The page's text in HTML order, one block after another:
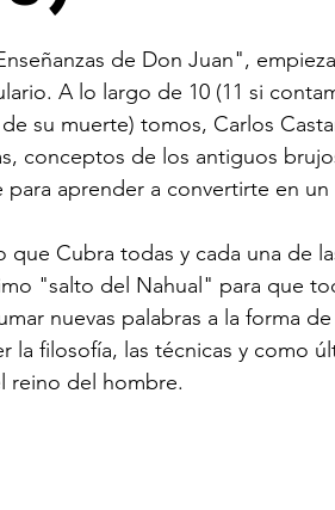
A lo largo de 10 (11 si
su muerte) tomos, Carlos
conceptos de los antiguos
aprender a convertirte en un
Cubra todas y cada una de
"salto del Nahual" para que
nuevas palabras a la forma
filosofía, las técnicas y como
reino del hombre.